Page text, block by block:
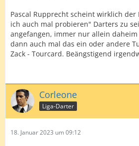
Pascal Rupprecht scheint wirklich
ich auch mal probieren" Darters zu
angefangen, immer nur allein daheim
dann auch mal das ein oder andere
Zack - Tourcard. Beängstigend
Corleone
Liga-Darter
18. Januar 2023 um 09:12